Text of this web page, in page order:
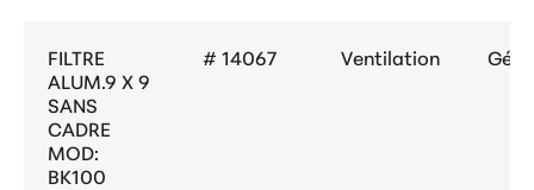
FILTRE
ALUM.9 X 9
SANS
CADRE
MOD:
BK100
# 14067 Ventilation